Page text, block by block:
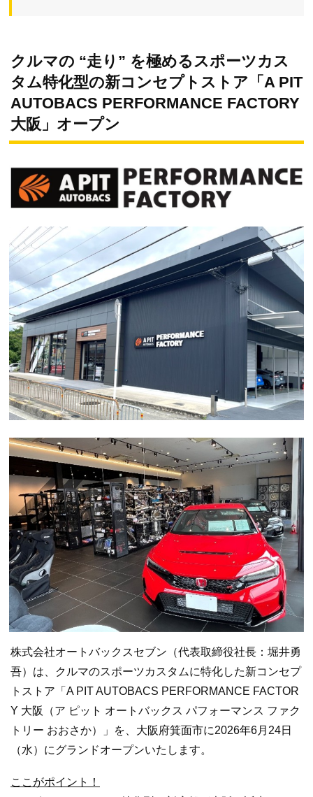
クルマの “走り” を極めるスポーツカス
タム特化型の新コンセプトストア「A PIT
AUTOBACS PERFORMANCE FACTORY
大阪」オープン
株式会社オートバックスセブン（代表取締役社長：堀井勇
吾）は、クルマのスポーツカスタムに特化した新コンセプ
トストア「A PIT AUTOBACS PERFORMANCE FACTOR
Y 大阪（ア ピット オートバックス パフォーマンス ファク
トリー おおさか）」を、大阪府箕面市に2026年6月24日
（水）にグランドオープンいたします。
ここがポイント！